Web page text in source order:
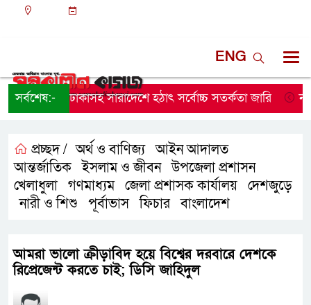
ENG
সর্বশেষ:-ঢাকাসহ সারাদেশে হঠাৎ সর্বোচ্চ সতর্কতা জা‌রি
প্রচ্ছদ / অর্থ ও বাণিজ্য ,আইন আদালত
আন্তর্জাতিক ,ইসলাম ও জীবন ,উপজেলা প্রশাসন
খেলাধুলা গণমাধ্যম জেলা প্রশাসক কার্যালয় দেশজুড়ে
,নারী ও শিশু পূর্বাভাস ,ফিচার ,বাংলাদেশ
আমরা ভালো ক্রীড়াবিদ হয়ে বিশ্বের দরবারে দেশকে
রিপ্রেজেন্ট করতে চাই; ডিসি জাহিদুল